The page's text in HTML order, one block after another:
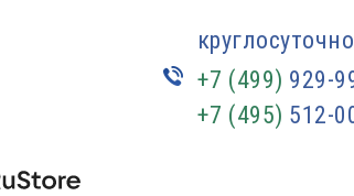
круглосуточно
+7 (499) 929-
+7 (495) 512-